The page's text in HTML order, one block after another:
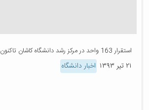
استقرار 163 واحد در مرکز رشد دانشگاه کاشان تاکنون
۲۱ تیر ۱۳۹۳ اخبار دانشگاه